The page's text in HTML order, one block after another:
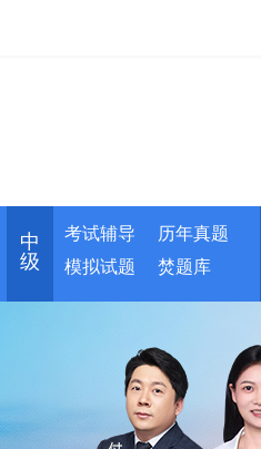
中
级
考试辅导
历年真题
模拟试题
焚题库